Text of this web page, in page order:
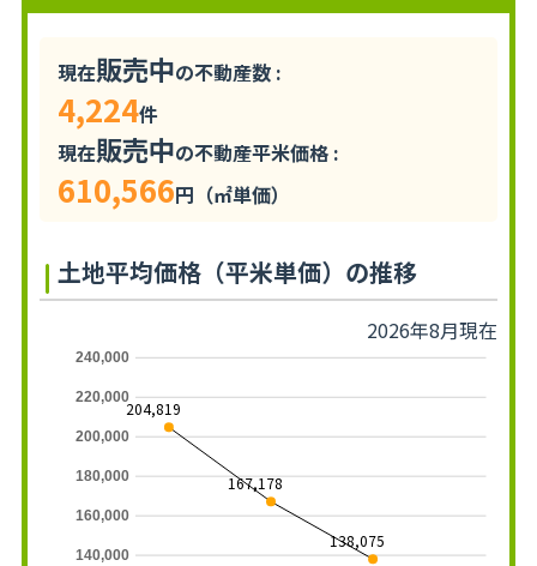
現在販売中の不動産数 :
4,224件
現在販売中の不動産平米価格 :
610,566円（㎡単価）
土地平均価格（平米単価）の推移
2026年8月現在
140,000
160,000
180,000
200,000
220,000
240,000
204,819
167,178
138,075